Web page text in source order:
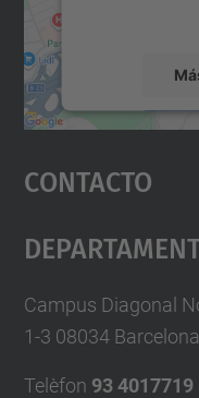
powered
Contacto
Campus Diagonal
1-3 08034 Barcelona
Telèfon 93 4017719